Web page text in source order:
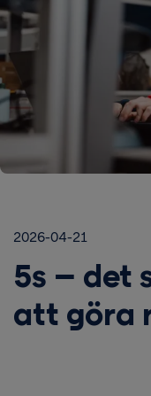
2026-04-21
5s – det
att göra